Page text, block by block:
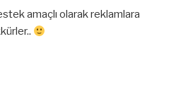
amaçlı olarak reklamlara